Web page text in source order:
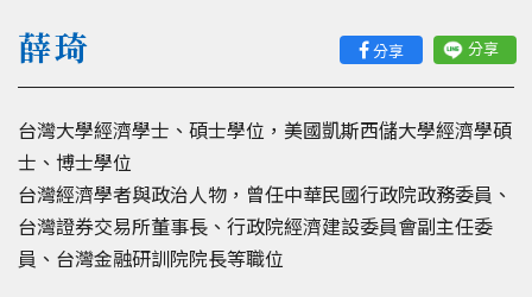
分享 分享
薛琦
台灣大學經濟學士、碩士學位，美國凱斯西儲大學經濟學碩
士、博士學位
台灣經濟學者與政治人物，曾任中華民國行政院政務委員、
台灣證券交易所董事長、行政院經濟建設委員會副主任委
員、台灣金融研訓院院長等職位